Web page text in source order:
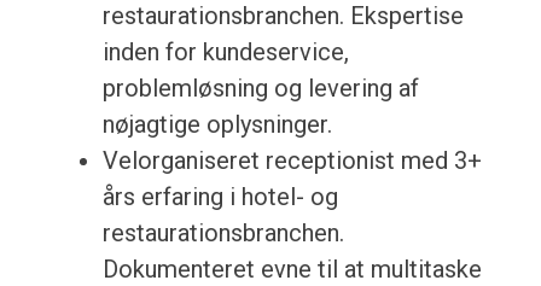
restaurationsbranchen. Ekspertise
inden for kundeservice,
problemløsning og levering af
nøjagtige oplysninger.
Velorganiseret receptionist med 3+
års erfaring i hotel- og
restaurationsbranchen.
Dokumenteret evne til at multitaske